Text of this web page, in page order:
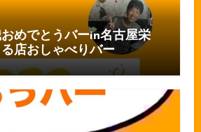
めでとうバーin名古屋栄
店おしゃべりバー